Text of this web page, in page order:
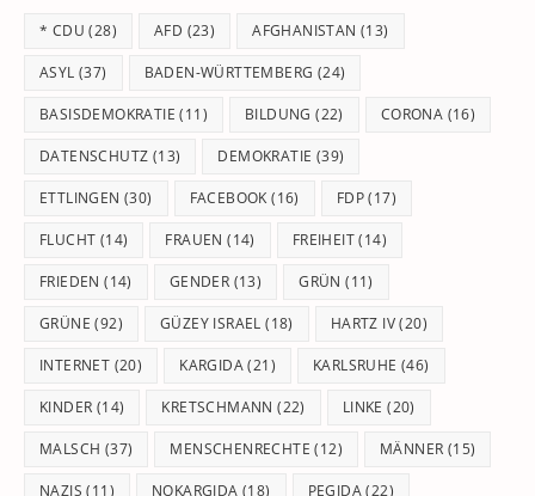
* CDU (28) AFD (23) AFGHANISTAN (13)
ASYL (37) BADEN-WÜRTTEMBERG (24)
BASISDEMOKRATIE (11) BILDUNG (22) CORONA (16)
DATENSCHUTZ (13) DEMOKRATIE (39)
ETTLINGEN (30) FACEBOOK (16) FDP(17)
FLUCHT (14) FRAUEN (14) FREIHEIT(14)
FRIEDEN (14) GENDER (13) GRÜN (11)
GRÜNE (92) GÜZEY ISRAEL (18) HARTZ IV(20)
INTERNET (20) KARGIDA(21) KARLSRUHE (46)
KINDER (14) KRETSCHMANN (22) LINKE (20)
MALSCH (37) MENSCHENRECHTE (12) MÄNNER (15)
NAZIS (11) NOKARGIDA (18) PEGIDA(22)